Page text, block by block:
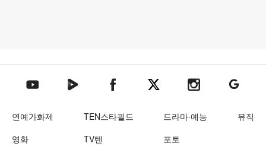
텐아시아 유튜브텐아시아 네이버TV텐아시아 페이스북텐아시아 엑스텐아시아 인스타그램
텐아시아
연예가화제 TEN스타필드 드라마·예능
뮤직
영화
TV텐 포토